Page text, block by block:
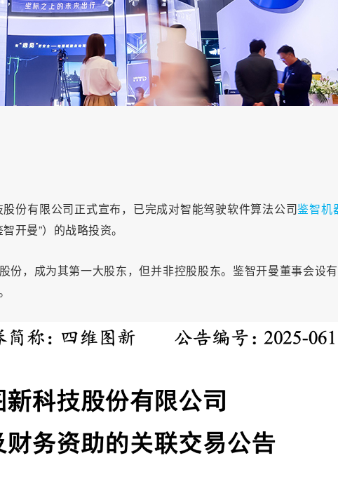
股份有限公司正式宣布，已完成对智能驾驶软件算法公司鉴智机
开曼”）的战略投资。
份，成为其第一大股东，但并非控股股东。鉴智开曼董事会设